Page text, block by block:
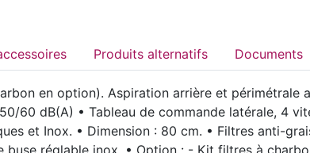
accessoires Produits alternatifs Documents
en option). Aspiration arrière et
60 dB(A) • Tableau de commande latérale, 4
et Inox. • Dimension : 80 cm. • Filtres anti-
buse réglable inox. • Option : - Kit filtres à